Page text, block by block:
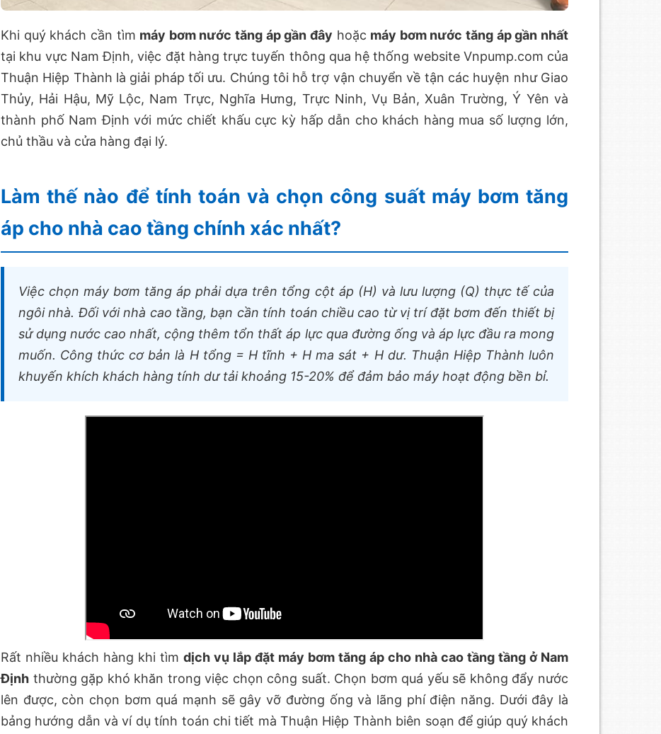
Khi quý khách cần tìm máy bơm nước tăng áp gần đây hoặc máy bơm nước tăng áp gần nhất
tại khu vực Nam Định, việc đặt hàng trực tuyến thông qua hệ thống website Vnpump.com của
Thuận Hiệp Thành là giải pháp tối ưu. Chúng tôi hỗ trợ vận chuyển về tận các huyện như Giao
Thủy, Hải Hậu, Mỹ Lộc, Nam Trực, Nghĩa Hưng, Trực Ninh, Vụ Bản, Xuân Trường, Ý Yên và
thành phố Nam Định với mức chiết khấu cực kỳ hấp dẫn cho khách hàng mua số lượng lớn,
chủ thầu và cửa hàng đại lý.
Làm thế nào để tính toán và chọn công suất máy bơm tăng
áp cho nhà cao tầng chính xác nhất?
Việc chọn máy bơm tăng áp phải dựa trên tổng cột áp (H) và lưu lượng (Q) thực tế của
ngôi nhà. Đối với nhà cao tầng, bạn cần tính toán chiều cao từ vị trí đặt bơm đến thiết bị
sử dụng nước cao nhất, cộng thêm tổn thất áp lực qua đường ống và áp lực đầu ra mong
muốn. Công thức cơ bản là H tổng = H tĩnh + H ma sát + H dư. Thuận Hiệp Thành luôn
khuyến khích khách hàng tính dư tải khoảng 15-20% để đảm bảo máy hoạt động bền bỉ.
Rất nhiều khách hàng khi tìm dịch vụ lắp đặt máy bơm tăng áp cho nhà cao tầng tầng ở Nam
Định thường gặp khó khăn trong việc chọn công suất. Chọn bơm quá yếu sẽ không đẩy nước
lên được, còn chọn bơm quá mạnh sẽ gây vỡ đường ống và lãng phí điện năng. Dưới đây là
bảng hướng dẫn và ví dụ tính toán chi tiết mà Thuận Hiệp Thành biên soạn để giúp quý khách